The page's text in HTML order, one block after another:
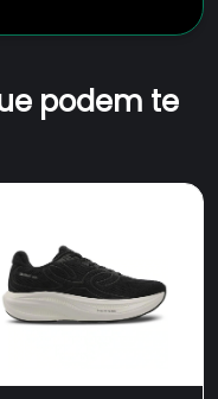
podem te